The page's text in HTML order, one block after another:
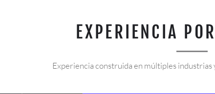
EXPERIENCIA
Experiencia construida en múltiples